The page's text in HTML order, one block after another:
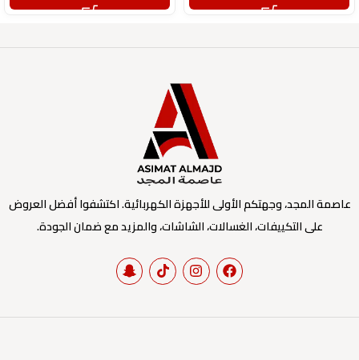
عاصمة المجد، وجهتكم الأولى للأجهزة الكهربائية. اكتشفوا أفضل العروض
على التكييفات، الغسالات، الشاشات، والمزيد مع ضمان الجودة.